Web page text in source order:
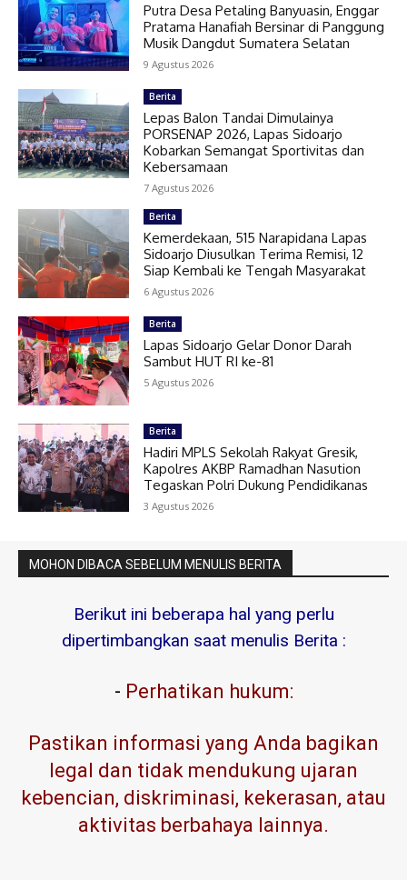
Putra Desa Petaling Banyuasin, Enggar
Pratama Hanafiah Bersinar di Panggung
Musik Dangdut Sumatera Selatan
9 Agustus 2026
Berita
Lepas Balon Tandai Dimulainya
PORSENAP 2026, Lapas Sidoarjo
Kobarkan Semangat Sportivitas dan
Kebersamaan
7 Agustus 2026
Berita
Kemerdekaan, 515 Narapidana Lapas
Sidoarjo Diusulkan Terima Remisi, 12
Siap Kembali ke Tengah Masyarakat
6 Agustus 2026
Berita
Lapas Sidoarjo Gelar Donor Darah
Sambut HUT RI ke-81
5 Agustus 2026
Berita
Hadiri MPLS Sekolah Rakyat Gresik,
Kapolres AKBP Ramadhan Nasution
Tegaskan Polri Dukung Pendidikanas
3 Agustus 2026
MOHON DIBACA SEBELUM MENULIS BERITA
Berikut ini beberapa hal yang perlu
dipertimbangkan saat menulis Berita :
- Perhatikan hukum:
Pastikan informasi yang Anda bagikan
legal dan tidak mendukung ujaran
kebencian, diskriminasi, kekerasan, atau
aktivitas berbahaya lainnya.